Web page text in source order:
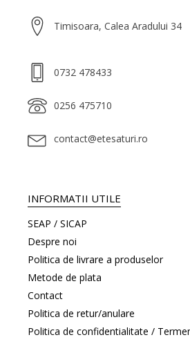
Timisoara, Calea Aradului 34
0732 478433
0256 475710
contact@etesaturi.ro
INFORMATII UTILE
SEAP / SICAP
Despre noi
Politica de livrare a produselor
Metode de plata
Contact
Politica de retur/anulare
Politica de confidentialitate /